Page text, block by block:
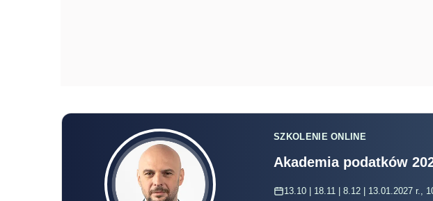
SZKOLENIE ONLINE
Akademia podatków
13.10 | 18.11 | 8.12 | 13.01.2027 r.,